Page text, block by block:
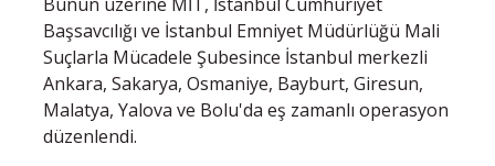
Başsavcılığı ve İstanbul Emniyet Müdürlüğü Mali
Suçlarla Mücadele Şubesince İstanbul merkezli
Ankara, Sakarya, Osmaniye, Bayburt, Giresun,
Malatya, Yalova ve Bolu'da eş zamanlı operasyon
düzenlendi.